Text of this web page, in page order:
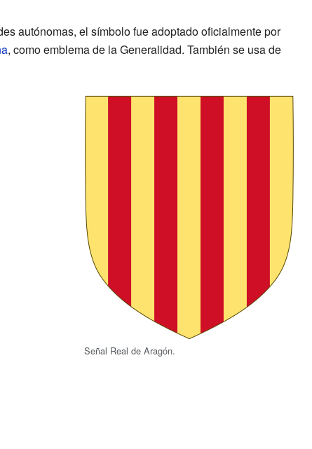
autónomas, el símbolo fue adoptado oficialmente por
, como emblema de la Generalidad. También se usa de
Señal Real de Aragón.